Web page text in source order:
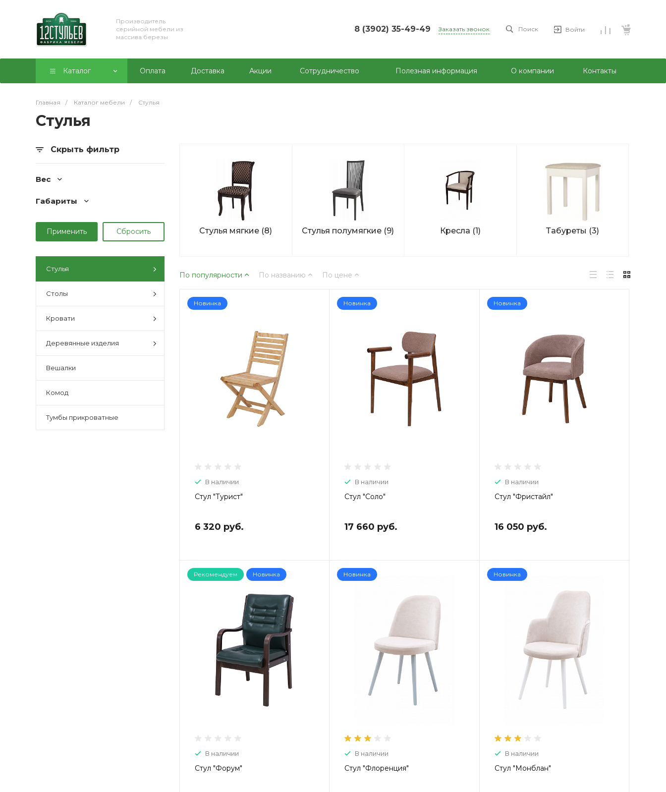
Производитель
серийной мебели из
массива березы
8 (3902) 35-49-49 Заказать звонок Поиск Войти
Каталог Оплата Доставка Акции Сотрудничество Полезная информация О компании Контакты
Главная / Каталог мебели / Стулья
Стулья
Скрыть фильтр
Вес
Габариты
Стулья
Столы
Кровати
Деревянные изделия
Вешалки
Комод
Тумбы прикроватные
Стулья мягкие (8) Стулья полумягкие (9) Кресла (1) Табуреты (3)
По популярности По названию По цене
Новинка
В наличии
Стул "Турист"
6 320 руб.
Новинка
В наличии
Стул "Соло"
17 660 руб.
Новинка
В наличии
Стул "Фристайл"
16 050 руб.
Рекомендуем Новинка
В наличии
Стул "Форум"
Новинка
В наличии
Стул "Флоренция"
Новинка
В наличии
Стул "Монблан"